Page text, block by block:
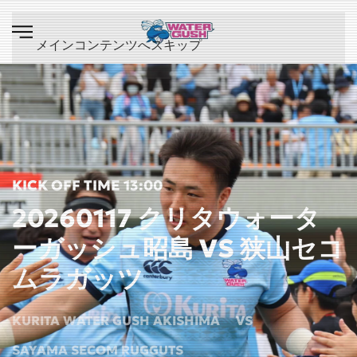
メインコンテンツへスキップ
KICK OFF TIME 13:00
20260117 クリタウォータ
ーガッシュ昭島 VS 狭山セコ
ムラガッツ
KURITA WATER GUSH AKISHIMA
VS
SAYAMA SECOM RUGGUTS